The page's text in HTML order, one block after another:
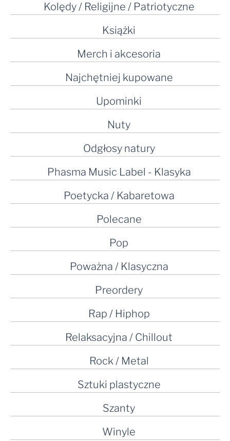
Kolędy / Religijne / Patriotyczne
Książki
Merch i akcesoria
Najchętniej kupowane
Upominki
Nuty
Odgłosy natury
Phasma Music Label - Klasyka
Poetycka / Kabaretowa
Polecane
Pop
Poważna / Klasyczna
Preordery
Rap / Hiphop
Relaksacyjna / Chillout
Rock / Metal
Sztuki plastyczne
Szanty
Winyle